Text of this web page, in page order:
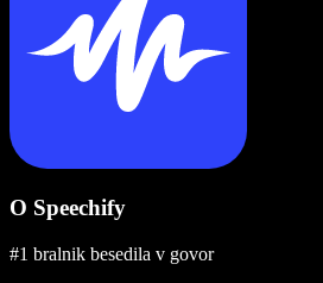
O Speechify
#1 bralnik besedila v govor